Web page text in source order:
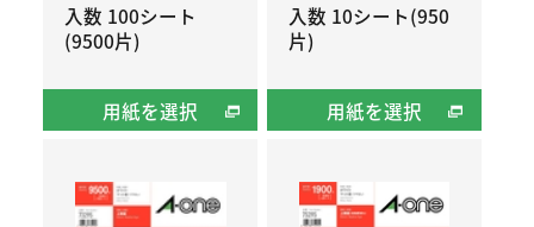
入数 100シート
(9500片)
用紙を選択
入数 10シート(950
片)
用紙を選択